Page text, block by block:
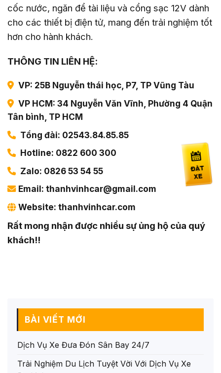
BÀI VIẾT MỚI
Dịch Vụ Xe Đưa Đón Sân Bay 24/7
Trải Nghiệm Du Lịch Tuyệt Vời Với Dịch Vụ Xe
cốc nước, ngăn để tài liệu và cổng sạc 12V dành
cho các thiết bị điện tử, mang đến trải nghiệm tốt
hơn cho hành khách.
THÔNG TIN LIÊN HỆ:
VP: 25B Nguyễn thái học, P7, TP Vũng Tàu
VP HCM: 34 Nguyễn Văn Vĩnh, Phường 4 Quận
Tân bình, TP HCM
Tổng đài: 02543.84.85.85
Hotline: 0822 600 300
Zalo: 0826 53 54 55
Email: thanhvinhcar@gmail.com
Website: thanhvinhcar.com
Rất mong nhận được nhiều sự ủng hộ của quý
khách!!